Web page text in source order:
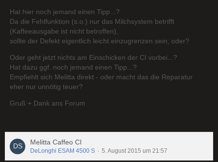
Hat hier noch jemand einen Tipp...?
Da die Fehlfunktion (s.o.) nur das Milchsystem betrifft
(Kaffeeausgabe ist nicht betroffen),
sollte der Defekt eigentlich leicht einzugrenzen sein, oder?
Oder geht jetzt nichts am Einschicken der CI vorbei...?
Hat dazu ggf. noch jemand einen Tipp...?
Empfiehlt sich Melitta direkt - oder macht das die Reparatur
eher nur unnötig teuer?
Gruß + Dank ans Forum
Melitta Caffeo CI
DeLonghi ESAM 4500 S 5. August 2015 um 21:57